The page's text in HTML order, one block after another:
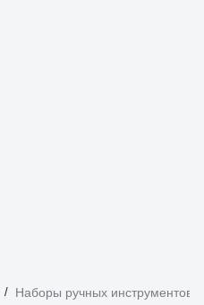
/ Наборы ручных инструментов